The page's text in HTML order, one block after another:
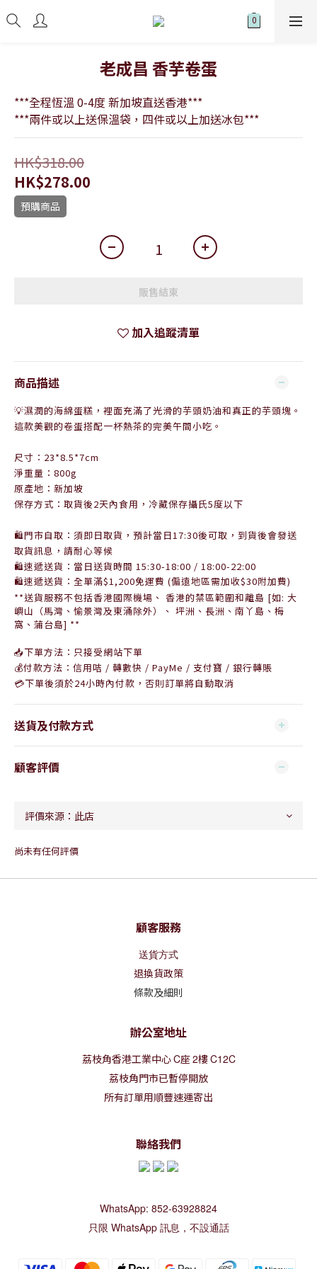
老成昌 香芋卷蛋
***全程恆溫 0-4度 新加坡直送香港***
***兩件或以上送保溫袋，四件或以上加送冰包***
HK$318.00
HK$278.00
預購商品
販售結束
加入追蹤清單
商品描述
💡濕潤的海綿蛋糕，裡面充滿了光滑的芋頭奶油和真正的芋頭塊。
這款美觀的卷蛋搭配一杯熱茶的完美午間小吃。
尺寸：23*8.5*7cm
淨重量：800g
原產地：新加坡
保存方式： 取貨後2天內食用， 冷藏保存攝氏5度以下
🛍門市自取：須即日取貨，預計當日17:30後可取，到貨後會發送
取貨訊息， 請耐心等候
🛍速遞送貨：當日送貨時間 15:30-18:00 / 18:00-22:00
🛍速遞送貨：全單滿$1,200免運費 (偏遠地區需加收$30附加費)
**送貨服務不包括香港國際機場、 香港的禁區範圍和離島 [如: 大
嶼山（馬灣、愉景灣及東涌除外）、 坪洲、長洲、南丫島、梅
窩、蒲台島] **
📥下單方法：只接受網站下單
💰付款方法：信用咭 / 轉數快 / PayMe / 支付寶 / 銀行轉賬
💳下單後須於24小時內付款，否則訂單將自動取消
送貨及付款方式
顧客評價
尚未有任何評價
顧客服務
送貨方式
退換貨政策
條款及細則
辦公室地址
荔枝角香港工業中心C座2樓C12C
荔枝角門市已暫停開放
所有訂單用順豐速運寄出
聯絡我們
WhatsApp: 852-63928824
只限 WhatsApp 訊息，不設通話